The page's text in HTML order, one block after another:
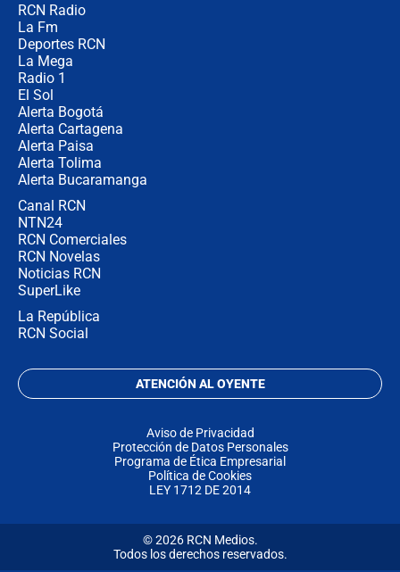
RCN Radio
La Fm
Deportes RCN
La Mega
Radio 1
El Sol
Alerta Bogotá
Alerta Cartagena
Alerta Paisa
Alerta Tolima
Alerta Bucaramanga
Canal RCN
NTN24
RCN Comerciales
RCN Novelas
Noticias RCN
SuperLike
La República
RCN Social
ATENCIÓN AL OYENTE
Aviso de Privacidad
Protección de Datos Personales
Programa de Ética Empresarial
Política de Cookies
LEY 1712 DE 2014
© 2026 RCN Medios.
Todos los derechos reservados.